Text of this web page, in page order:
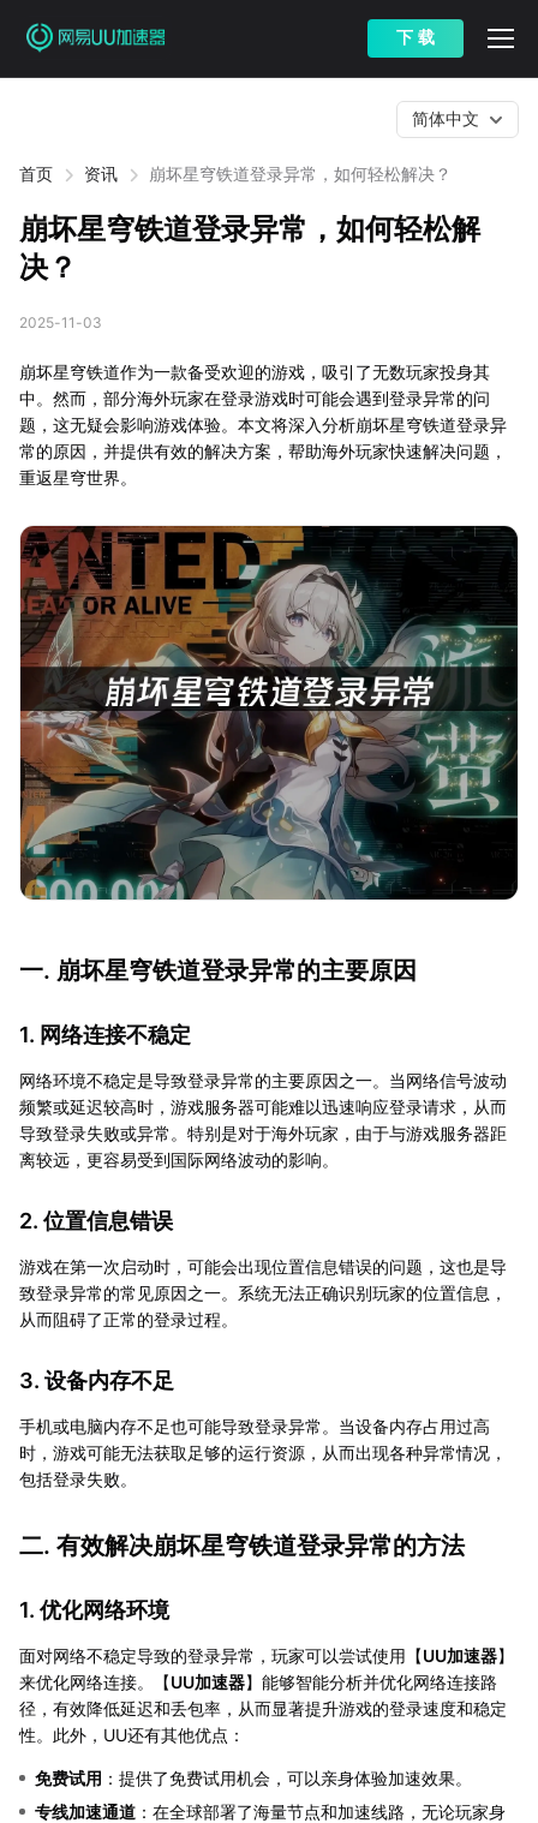
下 载
首页 资讯 崩坏星穹铁道登录异常，如何轻松解决？
简体中文
崩坏星穹铁道登录异常，如何轻松解
决？
2025-11-03
崩坏星穹铁道作为一款备受欢迎的游戏，吸引了无数玩家投身其
中。然而，部分海外玩家在登录游戏时可能会遇到登录异常的问
题，这无疑会影响游戏体验。本文将深入分析崩坏星穹铁道登录异
常的原因，并提供有效的解决方案，帮助海外玩家快速解决问题，
重返星穹世界。
一. 崩坏星穹铁道登录异常的主要原因
1. 网络连接不稳定
网络环境不稳定是导致登录异常的主要原因之一。当网络信号波动
频繁或延迟较高时，游戏服务器可能难以迅速响应登录请求，从而
导致登录失败或异常。特别是对于海外玩家，由于与游戏服务器距
离较远，更容易受到国际网络波动的影响。
2. 位置信息错误
游戏在第一次启动时，可能会出现位置信息错误的问题，这也是导
致登录异常的常见原因之一。系统无法正确识别玩家的位置信息，
从而阻碍了正常的登录过程。
3. 设备内存不足
手机或电脑内存不足也可能导致登录异常。当设备内存占用过高
时，游戏可能无法获取足够的运行资源，从而出现各种异常情况，
包括登录失败。
二. 有效解决崩坏星穹铁道登录异常的方法
1. 优化网络环境
面对网络不稳定导致的登录异常，玩家可以尝试使用【UU加速器】
来优化网络连接。【UU加速器】能够智能分析并优化网络连接路
径，有效降低延迟和丢包率，从而显著提升游戏的登录速度和稳定
性。此外，UU还有其他优点：
免费试用 ：提供了免费试用机会，可以亲身体验加速效果。
专线加速通道 ：在全球部署了海量节点和加速线路，无论玩家身